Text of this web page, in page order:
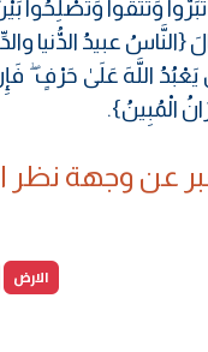
وَتَتَّقُوا وَتُصْلِحُوا
عبيدُ الدُّنيا
اللَّهَ عَلَىٰ حَرْفٍ
الْمُبِينُ}.
عن وجهة نظر
الارض